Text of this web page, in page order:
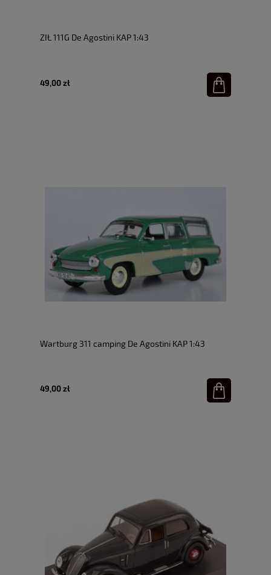
ZIŁ 111G De Agostini KAP 1:43
49,00 zł
Wartburg 311 camping De Agostini KAP 1:43
49,00 zł